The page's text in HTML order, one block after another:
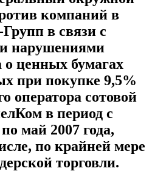
компаний в
в связи с
нарушениями
о ценных бумагах
при покупке 9,5%
оператора сотовой
в период с
май 2007 года,
по крайней мере
торговли.